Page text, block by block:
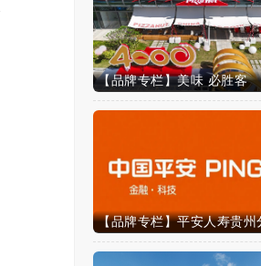
【品牌专栏】美味 必胜客
【品牌专栏】平安人寿贵州